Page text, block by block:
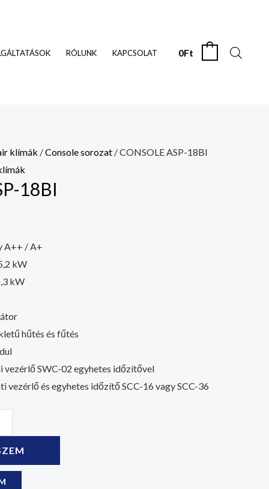
RÓLUNK KAPCSOLAT 0Ft
klímák /Console sorozat / CONSOLE ASP-18BI
18BI
A++ / A+
kW
kW
hűtés és fűtés
vezérlő SWC-02 egyhetes időzítővel
vezérlő és egyhetes időzítő SCC-16 vagy SCC-36